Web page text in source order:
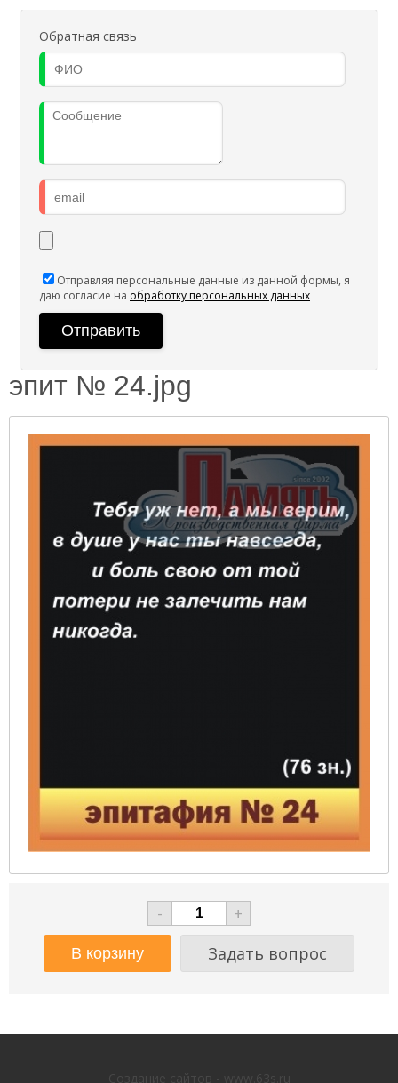
Обратная связь
Отправляя персональные данные из данной формы, я
даю согласие на обработку персональных данных
эпит № 24.jpg
-
+
Задать вопрос
Создание сайтов - www.63s.ru